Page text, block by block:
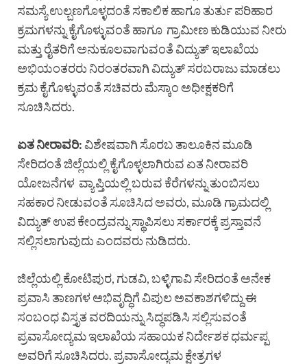
ಸಮಸ್ಯೆ ಉಲ್ಬಣಗೊಳ್ಳದಂತೆ ಸಕಾಲಿಕ ಹಾಗೂ ತುರ್ತು ಪರಿಹಾರ
ಕ್ರಮಗಳನ್ನು ಕೈಗೊಳ್ಳುವಂತೆ ಹಾಗೂ ಗ್ರಾಮೀಣ ಕುಡಿಯುವ ನೀರು
ಮತ್ತು ರೈತರಿಗೆ ಅನುಕೂಲವಾಗುವಂತೆ ವಿದ್ಯುತ್ ಇಲಾಖೆಯ
ಅಭಿಯಂತರರು ನಿರಂತರವಾಗಿ ವಿದ್ಯುತ್ ಸರಬರಾಜು ಮಾಡಲು
ಕ್ರಮ ಕೈಗೊಳ್ಳುವಂತೆ ಸಚಿವರು ಮೆಸ್ಕಾಂ ಅಧೀಕ್ಷಕರಿಗೆ
ಸೂಚಿಸಿದರು.
ಏತ ನೀರಾವರಿ:ವಿಶೇಷವಾಗಿ ಸೊರಬ ತಾಲೂಕಿನ ಮೂಡಿ
ಸೇರಿದಂತೆ ಜಿಲ್ಲೆಯಲ್ಲಿ ಕೈಗೊಳ್ಳಲಾಗಿರುವ ಏತ ನೀರಾವರಿ
ಯೋಜನೆಗಳ ವ್ಯಾಪ್ತಿಯಲ್ಲಿ ಬರುವ ಕೆರೆಗಳನ್ನು ತುಂಬಿಸಲು
ಸಹಕಾರ ನೀಡುವಂತೆ ಸೂಚಿಸಿದ ಅವರು, ಮೂಡಿ ಗ್ರಾಮದಲ್ಲಿ
ವಿದ್ಯುತ್ ಉಪ ಕೇಂದ್ರವನ್ನು ಸ್ಥಾಪಿಸಲು ಸರ್ಕಾರಕ್ಕೆ ಪ್ರಸ್ತಾವನೆ
ಸಲ್ಲಿಸಲಾಗುವುದು ಎಂದವರು ನುಡಿದರು.
ಜಿಲ್ಲೆಯಲ್ಲಿ ಕೋಟಿಪುರ, ಗುಡವಿ, ಬಳ್ಳಿಗಾವಿ ಸೇರಿದಂತೆ ಅನೇಕ
ಪ್ರವಾಸಿ ತಾಣಗಳ ಅಭಿವೃದ್ಧಿಗೆ ವಿಪುಲ ಅವಕಾಶಗಳಿದ್ದು ಈ
ಸಂಬಂಧ ವಿಸ್ತೃತ ವರದಿಯನ್ನು ಸಿದ್ಧಪಡಿಸಿ ಸಲ್ಲಿಸುವಂತೆ
ಪ್ರವಾಸೋದ್ಯಮ ಇಲಾಖೆಯ ಸಹಾಯಕ ನಿರ್ದೇಶಕ ಧರ್ಮಪ್ಪ
ಅವರಿಗೆ ಸೂಚಿಸಿದರು. ಪ್ರವಾಸೋದ್ಯಮ ಕ್ಷೇತ್ರಗಳ